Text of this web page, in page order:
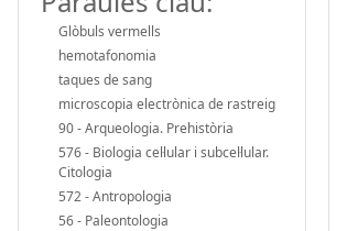
Glòbuls vermells
hemotafonomia
taques de sang
microscopia electrònica de rastreig
90 - Arqueologia. Prehistòria
576 - Biologia cel·lular i subcel·lular.
Citologia
572 - Antropologia
56 - Paleontologia